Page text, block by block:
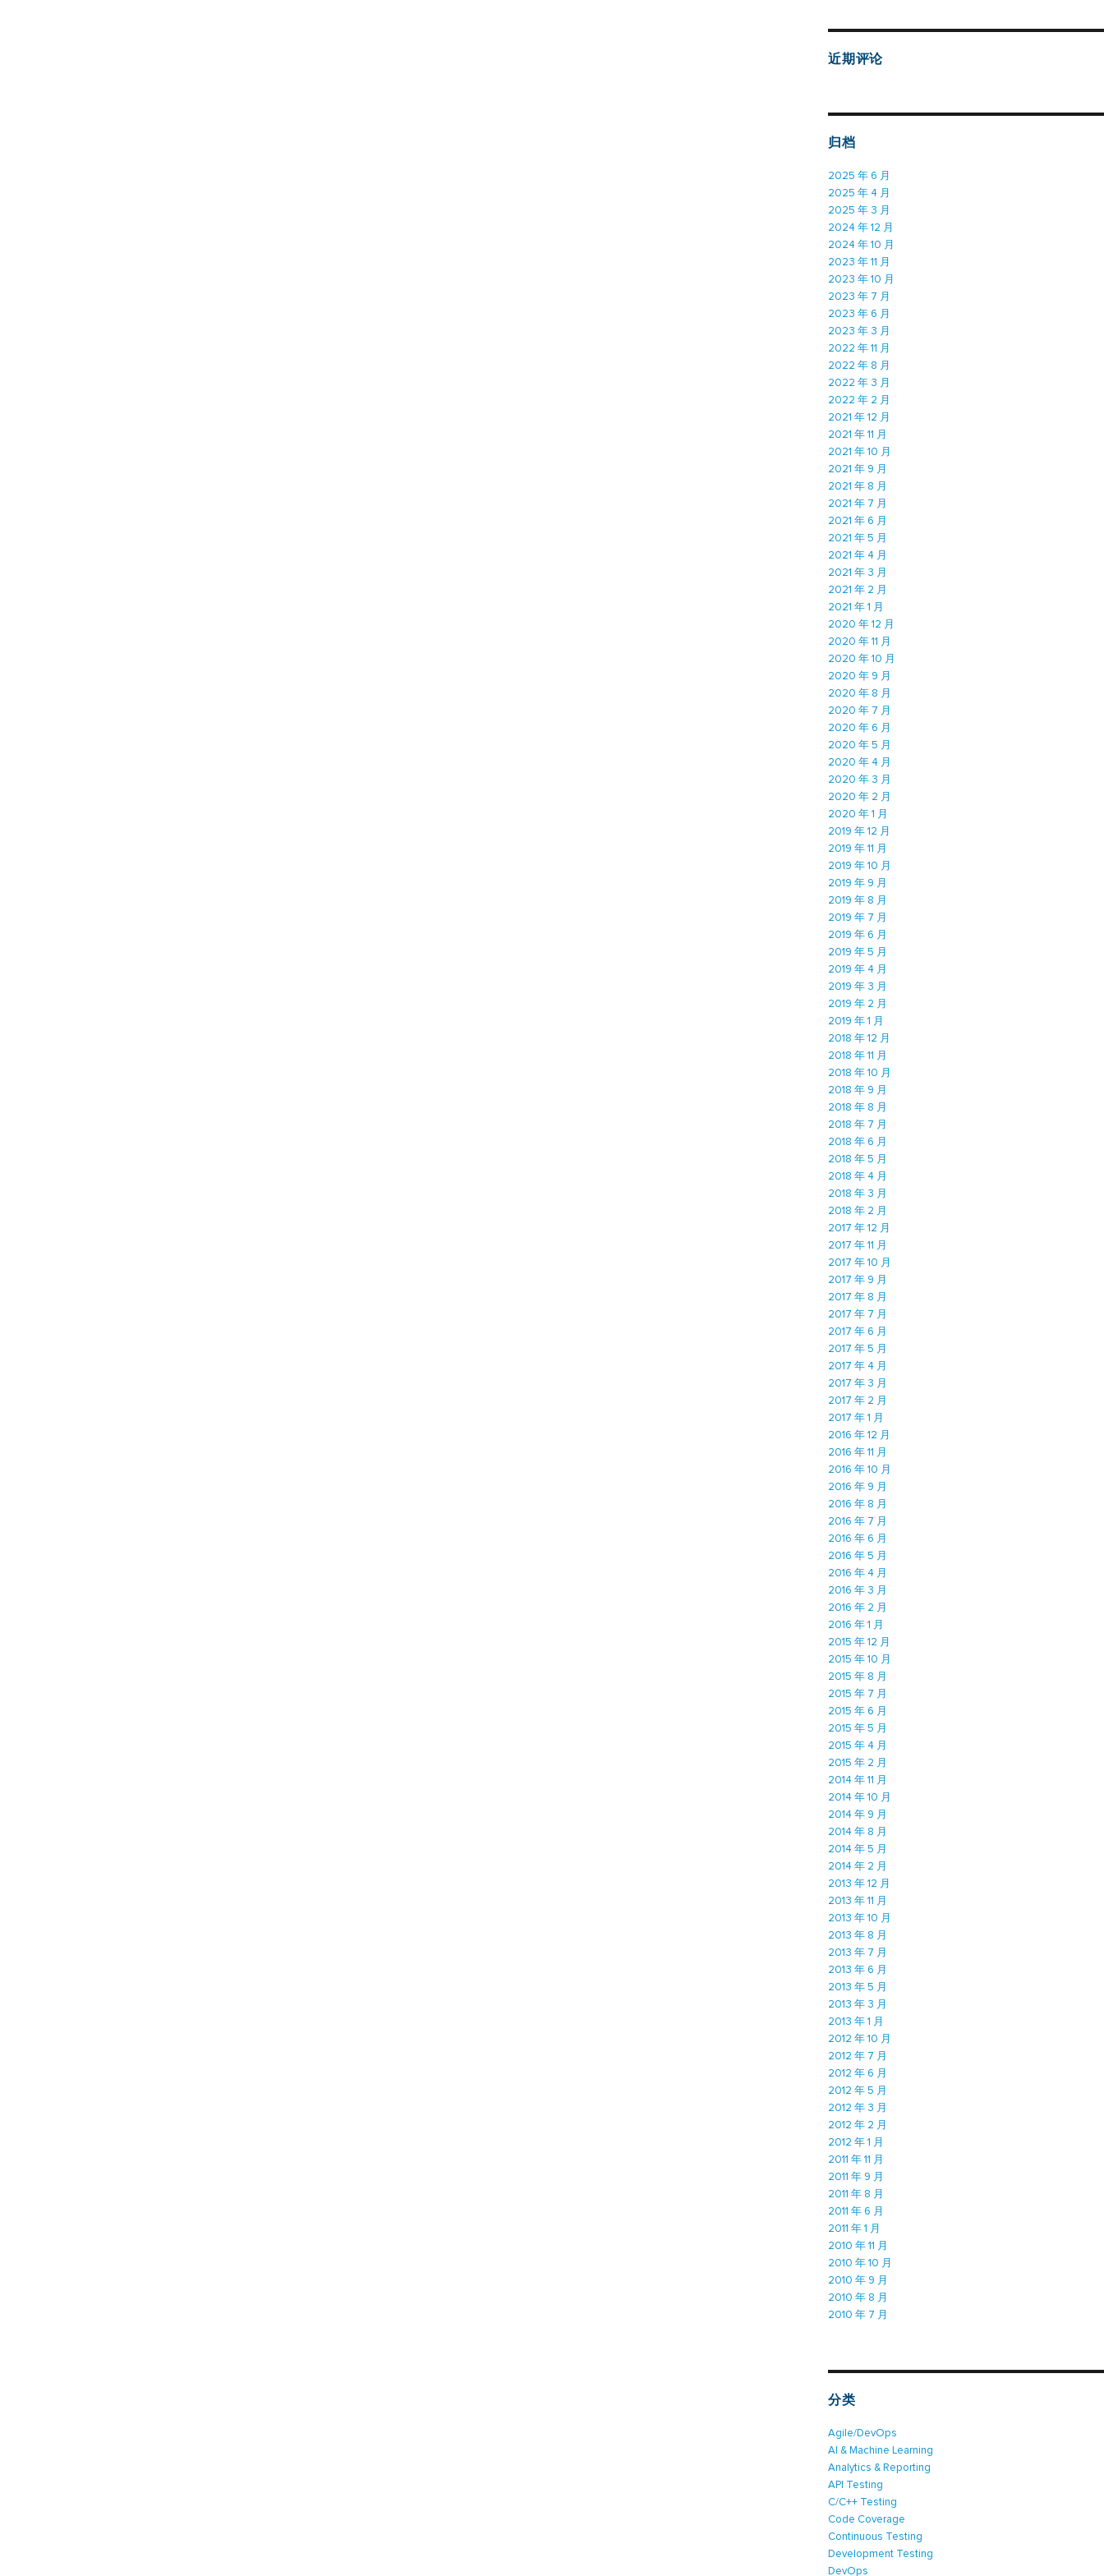
近期评论
归档
2025 年 6 月
2025 年 4 月
2025 年 3 月
2024 年 12 月
2024 年 10 月
2023 年 11 月
2023 年 10 月
2023 年 7 月
2023 年 6 月
2023 年 3 月
2022 年 11 月
2022 年 8 月
2022 年 3 月
2022 年 2 月
2021 年 12 月
2021 年 11 月
2021 年 10 月
2021 年 9 月
2021 年 8 月
2021 年 7 月
2021 年 6 月
2021 年 5 月
2021 年 4 月
2021 年 3 月
2021 年 2 月
2021 年 1 月
2020 年 12 月
2020 年 11 月
2020 年 10 月
2020 年 9 月
2020 年 8 月
2020 年 7 月
2020 年 6 月
2020 年 5 月
2020 年 4 月
2020 年 3 月
2020 年 2 月
2020 年 1 月
2019 年 12 月
2019 年 11 月
2019 年 10 月
2019 年 9 月
2019 年 8 月
2019 年 7 月
2019 年 6 月
2019 年 5 月
2019 年 4 月
2019 年 3 月
2019 年 2 月
2019 年 1 月
2018 年 12 月
2018 年 11 月
2018 年 10 月
2018 年 9 月
2018 年 8 月
2018 年 7 月
2018 年 6 月
2018 年 5 月
2018 年 4 月
2018 年 3 月
2018 年 2 月
2017 年 12 月
2017 年 11 月
2017 年 10 月
2017 年 9 月
2017 年 8 月
2017 年 7 月
2017 年 6 月
2017 年 5 月
2017 年 4 月
2017 年 3 月
2017 年 2 月
2017 年 1 月
2016 年 12 月
2016 年 11 月
2016 年 10 月
2016 年 9 月
2016 年 8 月
2016 年 7 月
2016 年 6 月
2016 年 5 月
2016 年 4 月
2016 年 3 月
2016 年 2 月
2016 年 1 月
2015 年 12 月
2015 年 10 月
2015 年 8 月
2015 年 7 月
2015 年 6 月
2015 年 5 月
2015 年 4 月
2015 年 2 月
2014 年 11 月
2014 年 10 月
2014 年 9 月
2014 年 8 月
2014 年 5 月
2014 年 2 月
2013 年 12 月
2013 年 11 月
2013 年 10 月
2013 年 8 月
2013 年 7 月
2013 年 6 月
2013 年 5 月
2013 年 3 月
2013 年 1 月
2012 年 10 月
2012 年 7 月
2012 年 6 月
2012 年 5 月
2012 年 3 月
2012 年 2 月
2012 年 1 月
2011 年 11 月
2011 年 9 月
2011 年 8 月
2011 年 6 月
2011 年 1 月
2010 年 11 月
2010 年 10 月
2010 年 9 月
2010 年 8 月
2010 年 7 月
分类
Agile/DevOps
AI & Machine Learning
Analytics & Reporting
API Testing
C/C++ Testing
Code Coverage
Continuous Testing
Development Testing
DevOps